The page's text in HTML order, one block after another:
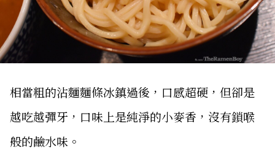
相當粗的沾麵麵條冰鎮過後，口感超硬，但卻是
越吃越彈牙，口味上是純淨的小麥香，沒有鎖喉
般的鹼水味。